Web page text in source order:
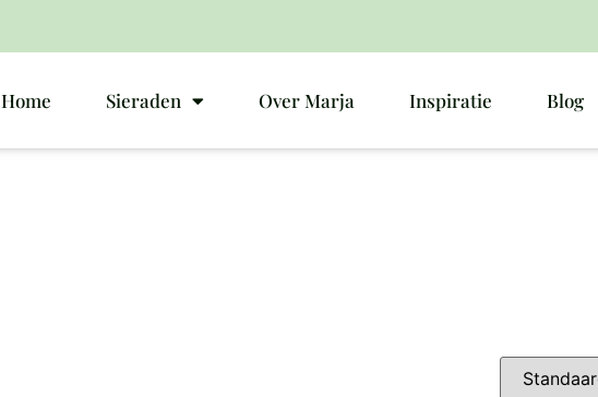
Home Sieraden Over Marja Inspiratie Blog